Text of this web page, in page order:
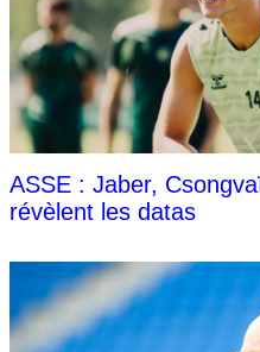
ASSE : Jaber,
révèlent les datas